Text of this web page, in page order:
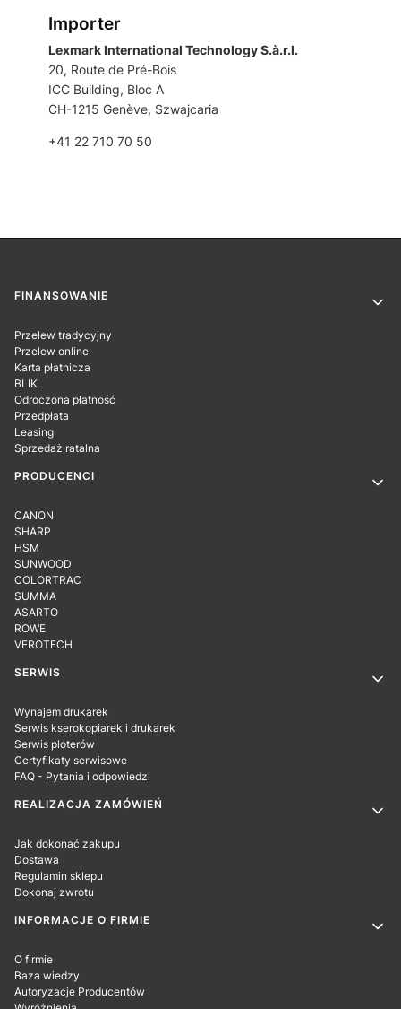
Importer
Lexmark International Technology S.à.r.l.
20, Route de Pré-Bois
ICC Building, Bloc A
CH-1215 Genève, Szwajcaria
+41 22 710 70 50
Linki w stopce
FINANSOWANIE
Przelew tradycyjny
Przelew online
Karta płatnicza
BLIK
Odroczona płatność
Przedpłata
Leasing
Sprzedaż ratalna
PRODUCENCI
CANON
SHARP
HSM
SUNWOOD
COLORTRAC
SUMMA
ASARTO
ROWE
VEROTECH
SERWIS
Wynajem drukarek
Serwis kserokopiarek i drukarek
Serwis ploterów
Certyfikaty serwisowe
FAQ - Pytania i odpowiedzi
REALIZACJA ZAMÓWIEŃ
Jak dokonać zakupu
Dostawa
Regulamin sklepu
Dokonaj zwrotu
INFORMACJE O FIRMIE
O firmie
Baza wiedzy
Autoryzacje Producentów